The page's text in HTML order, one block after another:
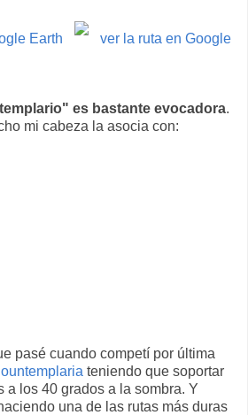
Earth ver la ruta en Google
es bastante evocadora.
mi cabeza la asocia con:
pasé cuando competí por última
teniendo que soportar
a los 40 grados a la sombra. Y
una de las rutas más duras